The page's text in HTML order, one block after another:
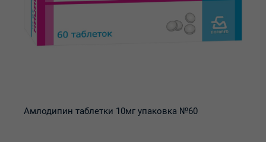
Амлодипин таблетки 10мг упаковка №60